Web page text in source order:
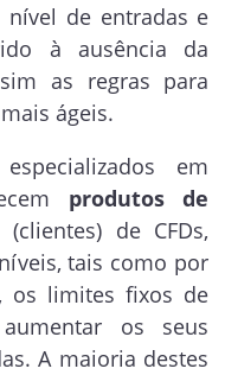
nível de entradas e
à ausência da
as regras para
ágeis.
em
produtos de
de CFDs,
tais como por
os limites fixos de
os seus
A maioria destes